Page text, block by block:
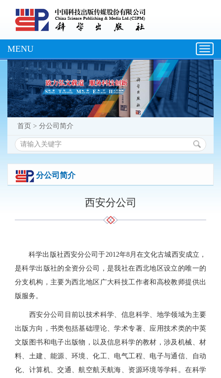
MENU
首页 > 分公司简介
分公司简介
西安分公司
科学出版社西安分公司于2012年8月在文化古城西安成立，
是科学出版社的全资分公司，是我社在西北地区设立的唯一的
分支机构，主要为西北地区广大科技工作者和高校教师提供出
版服务。
西安分公司目前以技术科学、信息科学、地学领域为主要
出版方向，书类包括基础理论、学术专著、应用技术类的中英
文版图书和电子出版物，以及信息科学的教材，涉及机械、材
料、土建、能源、环境、化工、电气工程、电子与通信、自动
化、计算机、交通、航空航天航海、资源环境等学科。在科学